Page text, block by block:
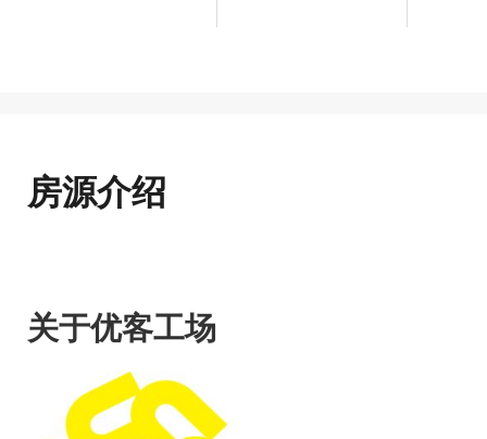
房源介绍
关于优客工场